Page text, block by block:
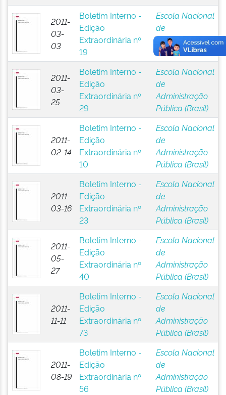
2011-
03-
03
Boletim Interno -
Edição
Extraordinária nº
19
Escola Nacional
de
Administração
Pública (Brasil)
2011-
03-
25
Boletim Interno -
Edição
Extraordinária nº
29
Escola Nacional
de
Administração
Pública (Brasil)
2011-
02-14
Boletim Interno -
Edição
Extraordinária nº
10
Escola Nacional
de
Administração
Pública (Brasil)
2011-
03-16
Boletim Interno -
Edição
Extraordinária nº
23
Escola Nacional
de
Administração
Pública (Brasil)
2011-
05-
27
Boletim Interno -
Edição
Extraordinária nº
40
Escola Nacional
de
Administração
Pública (Brasil)
2011-
11-11
Boletim Interno -
Edição
Extraordinária nº
73
Escola Nacional
de
Administração
Pública (Brasil)
2011-
08-19
Boletim Interno -
Edição
Extraordinária nº
56
Escola Nacional
de
Administração
Pública (Brasil)